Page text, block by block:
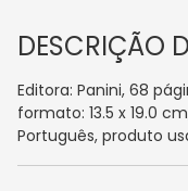
DESCRIÇÃO
Editora: Panini, 68
formato: 13.5 x 19.0
Português, produto